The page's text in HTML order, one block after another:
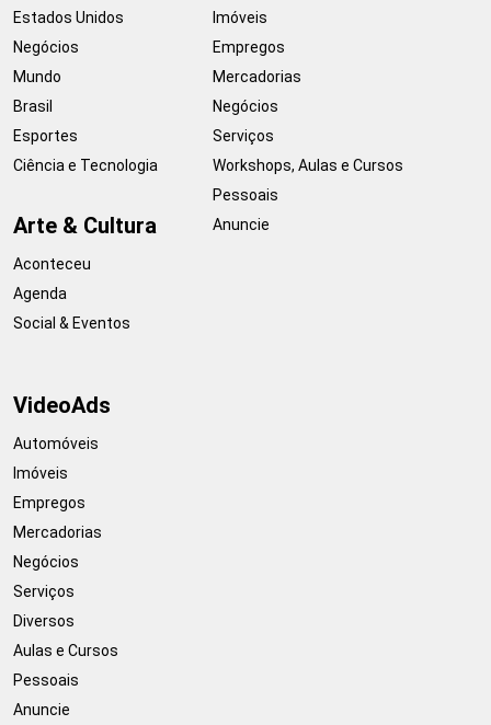
Estados Unidos
Negócios
Mundo
Brasil
Esportes
Ciência e Tecnologia
Arte & Cultura
Aconteceu
Agenda
Social & Eventos
Imóveis
Empregos
Mercadorias
Negócios
Serviços
Workshops, Aulas e Cursos
Pessoais
Anuncie
VideoAds
Automóveis
Imóveis
Empregos
Mercadorias
Negócios
Serviços
Diversos
Aulas e Cursos
Pessoais
Anuncie